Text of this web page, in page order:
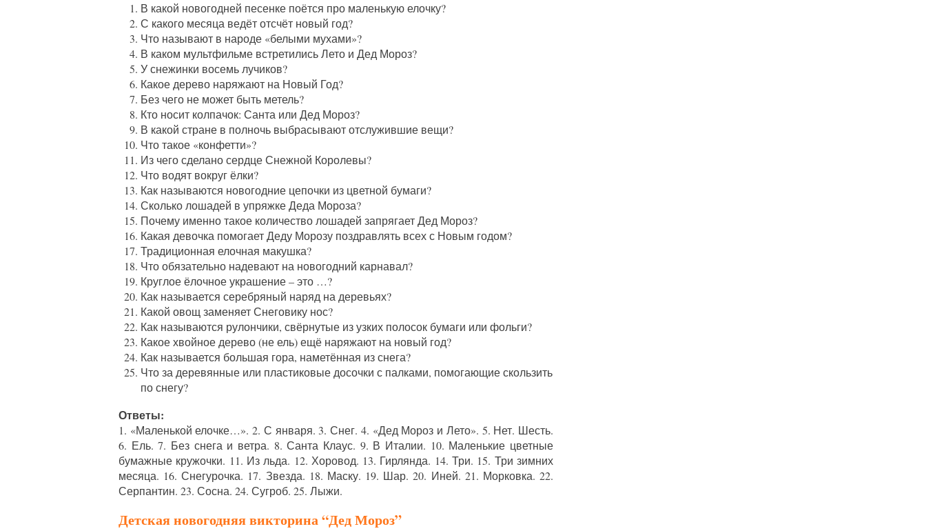
В какой новогодней песенке поётся про маленькую елочку?
С какого месяца ведёт отсчёт новый год?
Что называют в народе «белыми мухами»?
В каком мультфильме встретились Лето и Дед Мороз?
У снежинки восемь лучиков?
Какое дерево наряжают на Новый Год?
Без чего не может быть метель?
Кто носит колпачок: Санта или Дед Мороз?
В какой стране в полночь выбрасывают отслужившие вещи?
Что такое «конфетти»?
Из чего сделано сердце Снежной Королевы?
Что водят вокруг ёлки?
Как называются новогодние цепочки из цветной бумаги?
Сколько лошадей в упряжке Деда Мороза?
Почему именно такое количество лошадей запрягает Дед Мороз?
Какая девочка помогает Деду Морозу поздравлять всех с Новым годом?
Традиционная елочная макушка?
Что обязательно надевают на новогодний карнавал?
Круглое ёлочное украшение – это …?
Как называется серебряный наряд на деревьях?
Какой овощ заменяет Снеговику нос?
Как называются рулончики, свёрнутые из узких полосок бумаги или фольги?
Какое хвойное дерево (не ель) ещё наряжают на новый год?
Как называется большая гора, наметённая из снега?
Что за деревянные или пластиковые досочки с палками, помогающие скользить
по снегу?
Ответы:
1. «Маленькой елочке…». 2. С января. 3. Снег. 4. «Дед Мороз и Лето». 5. Нет. Шесть.
6. Ель. 7. Без снега и ветра. 8. Санта Клаус. 9. В Италии. 10. Маленькие цветные
бумажные кружочки. 11. Из льда. 12. Хоровод. 13. Гирлянда. 14. Три. 15. Три зимних
месяца. 16. Снегурочка. 17. Звезда. 18. Маску. 19. Шар. 20. Иней. 21. Морковка. 22.
Серпантин. 23. Сосна. 24. Сугроб. 25. Лыжи.
Детская новогодняя викторина “Дед Мороз”